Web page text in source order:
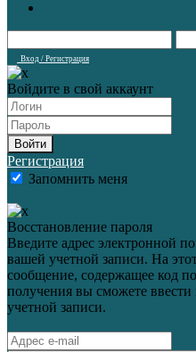
Вход / Регистрация
Войдите в свой аккаунт
Войти
Регистрация
Запомнить меня
Восстановление пароля
Введите адрес электронной
вашей учетной записи. На
сообщение, содержащее код
получения вы сможете
учетной записи.